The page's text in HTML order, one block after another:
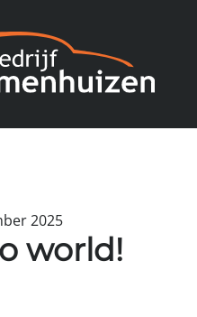
2025
world!